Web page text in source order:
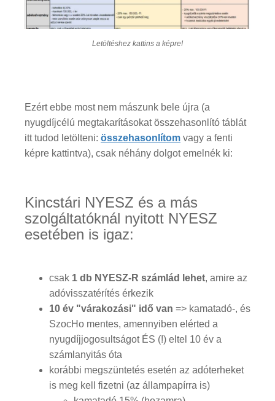
Letöltéshez kattins a képre!
Ezért ebbe most nem mászunk bele újra (a
nyugdíjcélú megtakarításokat összehasonlító táblát
itt tudod letölteni: összehasonlítom vagy a fenti
képre kattintva), csak néhány dolgot emelnék ki:
Kincstári NYESZ és a más
szolgáltatóknál nyitott NYESZ
esetében is igaz:
csak 1 db NYESZ-R számlád lehet, amire az
adóvisszatérítés érkezik
10 év "várakozási" idő van => kamatadó-, és
SzocHo mentes, amennyiben elérted a
nyugdíjjogosultságot ÉS (!) eltel 10 év a
számlanyitás óta
korábbi megszüntetés esetén az adóterheket
is meg kell fizetni (az állampapírra is)